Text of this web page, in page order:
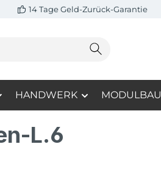
14 Tage Geld-Zurück-Garantie
HANDWERK MODULBAU
L.6